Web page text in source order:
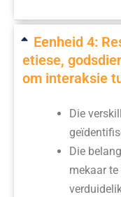
Eenheid 4:
etiese,
om interaksie
Die
Die
mekaar